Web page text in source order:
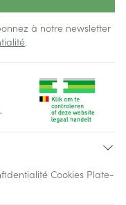
à notre newsletter
.
Cookies Plate-